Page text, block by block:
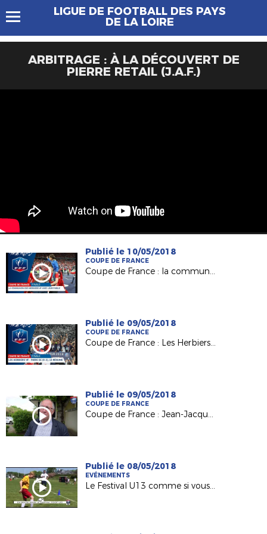
LIGUE DE FOOTBALL DES PAYS
DE LA LOIRE
ARBITRAGE : À LA DÉCOUVERT DE
PIERRE RETAIL (J.A.F.)
Publié le 10/05/2018
COUPE DE FRANCE
Coupe de France : la communion des Herbiers VF avec son public
Publié le 09/05/2018
COUPE DE FRANCE
Coupe de France : Les Herbiers / PSG (0-2), le résumé
Publié le 09/05/2018
COUPE DE FRANCE
Coupe de France : Jean-Jacques Gazeau (Pdt District 85) derrière Les Herbiers VF
Publié le 08/05/2018
EVÉNEMENTS
Le Festival U13 comme si vous y étiez !